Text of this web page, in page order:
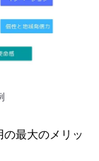
最大のメリッ